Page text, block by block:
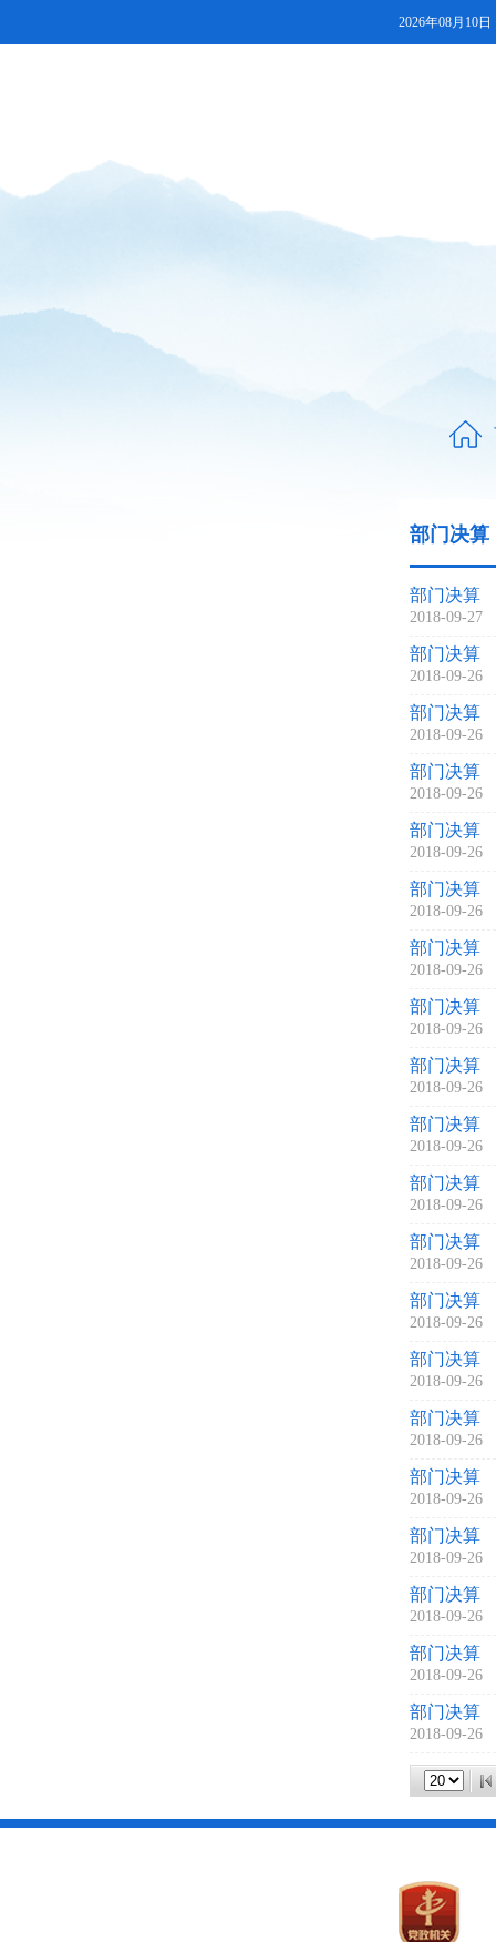
2026年08月10日
部门决算
部门决算
2018-09-27
部门决算
2018-09-26
部门决算
2018-09-26
部门决算
2018-09-26
部门决算
2018-09-26
部门决算
2018-09-26
部门决算
2018-09-26
部门决算
2018-09-26
部门决算
2018-09-26
部门决算
2018-09-26
部门决算
2018-09-26
部门决算
2018-09-26
部门决算
2018-09-26
部门决算
2018-09-26
部门决算
2018-09-26
部门决算
2018-09-26
部门决算
2018-09-26
部门决算
2018-09-26
部门决算
2018-09-26
部门决算
2018-09-26